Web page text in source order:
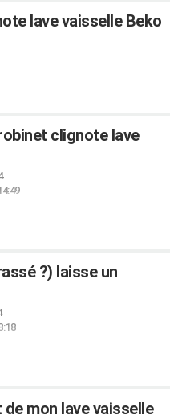
lave vaisselle Beko
clignote lave
?) laisse un
mon lave vaisselle